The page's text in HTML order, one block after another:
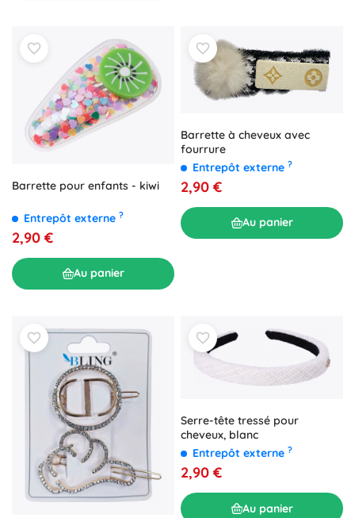
Barrette pour enfants - kiwi
Entrepôt externe ?
2,90 €
Au panier
Barrette à cheveux avec
fourrure
Entrepôt externe ?
2,90 €
Au panier
Serre-tête tressé pour
cheveux, blanc
Entrepôt externe ?
2,90 €
Au panier